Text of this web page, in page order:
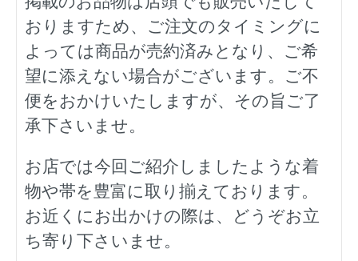
おりますため、ご注文のタイミングに
よっては商品が売約済みとなり、ご希
望に添えない場合がございます。ご不
便をおかけいたしますが、その旨ご了
承下さいませ。
お店では今回ご紹介しましたような着
物や帯を豊富に取り揃えております。
お近くにお出かけの際は、どうぞお立
ち寄り下さいませ。